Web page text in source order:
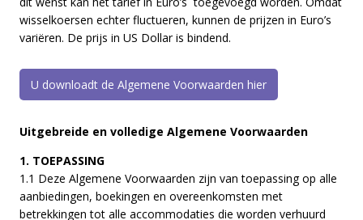
wisselkoersen echter fluctueren, kunnen de prijzen in Euro’s
variëren. De prijs in US Dollar is bindend.
U downloadt de Algemene Voorwaarden hier
Uitgebreide en volledige Algemene Voorwaarden
1. TOEPASSING
1.1 Deze Algemene Voorwaarden zijn van toepassing op alle
aanbiedingen, boekingen en overeenkomsten met
betrekkingen tot alle accommodaties die worden verhuurd